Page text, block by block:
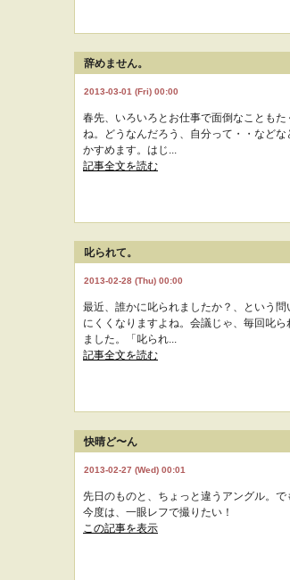
辞めません。
2013-03-01 (Fri) 00:00
春先、いろいろとお仕事で面倒なことも
ね。どうなんだろう、自分って・・など
かすめます。はじ...
記事全文を読む
叱られて。
2013-02-28 (Thu) 00:00
最近、誰かに叱られましたか？、という
にくくなりますよね。会議じゃ、毎回叱
ました。「叱られ...
記事全文を読む
快晴ど〜ん
2013-02-27 (Wed) 00:01
先日のものと、ちょっと違うアングル。
今度は、一眼レフで撮りたい！
この記事を表示